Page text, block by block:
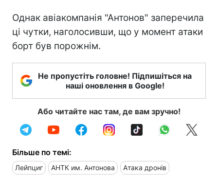
Однак авіакомпанія "Антонов" заперечила
ці чутки, наголосивши, що у момент атаки
борт був порожнім.
Не пропустіть головне! Підпишіться на
наші оновлення в Google!
Або читайте нас там, де вам зручно!
Більше по темі:
Лейпциг АНТК им. Антонова Атака дронів